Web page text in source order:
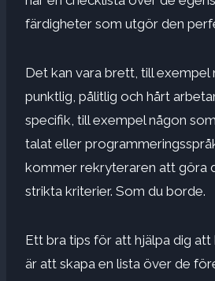
färdigheter som utgör den
Det kan vara brett, till exempel
punktlig, pålitlig och hårt
specifik, till exempel någon
talat eller
kommer rekryteraren att göra
strikta kriterier. Som du borde.
Ett bra tips för att hjälpa dig att
är att skapa en lista över de